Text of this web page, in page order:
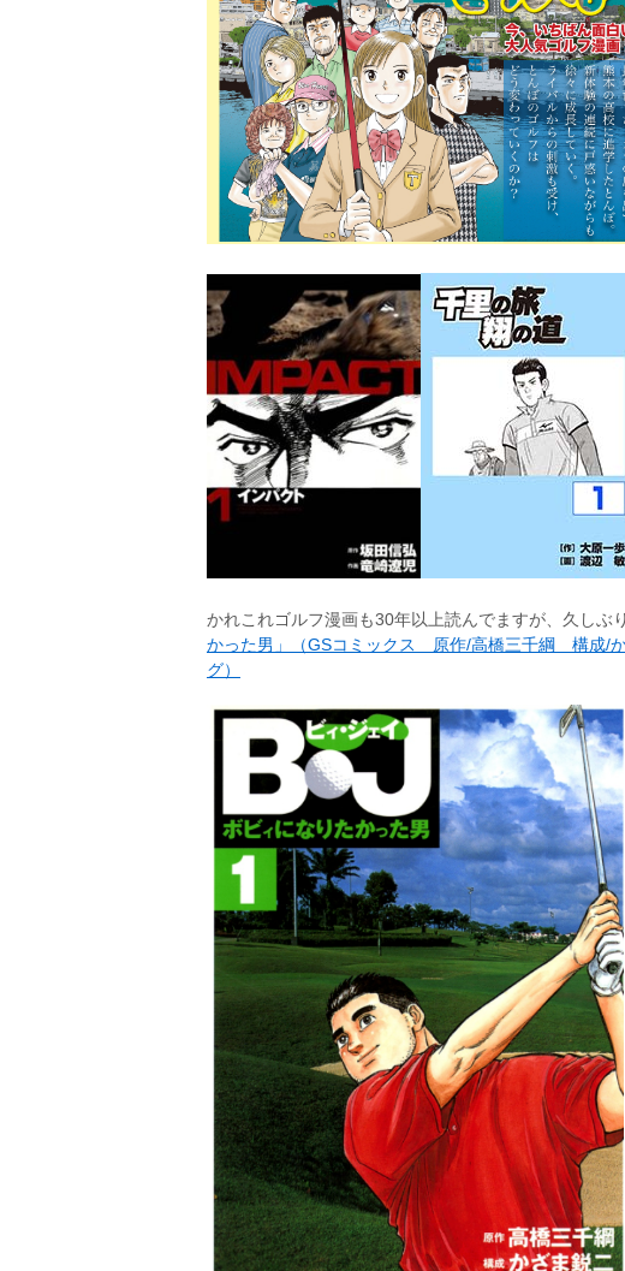
かれこれゴルフ漫画も30年以上読んでますが、久しぶ
かった男」（GSコミックス 原作/高橋三千綱 構成/
グ）